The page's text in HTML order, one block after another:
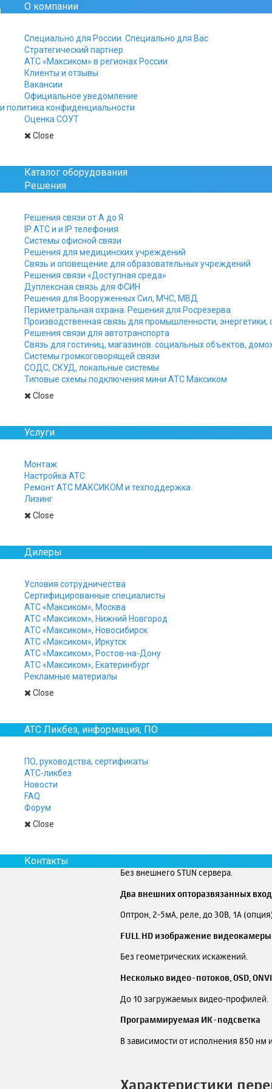
О компании
Специально для России. Специально для Вас
Стратегический партнер
АТС «Максиком» в регионах России
Клиенты и отзывы
Вакансии
Официальное уведомление
и политика конфиденциальности
Оценка СОУТ
Close
Каталог оборудования
Решения
Решения связи от А до Я
IP АТС и и IP телефония
Системы офисной связи
Решения для медицинских учреждений
Связь и оповещение для образовательных учреждений
Решения связи «Доступная среда»
Дуплексная связь для ФСИН
Решения для Вооруженных Сил, МЧС, МВД
Периметральная охрана. Решения для Росрезерва
Производственная связь для промышленности, энергетики,
Решения связи для автотранспорта
Связь для гостиниц, магазинов. социальных объектов,
Системы громкоговорящей связи
СОДС, СКУД, локальные системы
Типовые схемы подключения мини АТС Максиком
Close
Услуги
Монтаж
Настройка АТС
Ремонт АТС МАКСИКОМ и техподдержка
Лизинг
Close
Дилеры
Условия сотрудничества
Сертифицированные специалисты
АТС «Максиком», Москва
АТС «Максиком», Нижний Новгород
АТС «Максиком», Новосибирск
АТС «Максиком», Иркутск
АТС «Максиком», Ростов-на-Дону
АТС «Максиком», Екатеринбург
Рекламные материалы
Close
АТС Ликбез, информация, ПО
ПО, руководства, сертификаты
АТС-ликбез
Новости
FAQ
Форум
Close
Контакты
Официальный сайт
Главная Максифон МХF IP аudio
Для подключения внешней IP-
Нажатием одной кнопки.
Прием вызова от пульта управления
Автоматически или нажатием кнопки
Громкая двусторонняя связь
Мониторинг
Управляемый линейный выход
Без внешнего STUN сервера.
Два внешних опторазвязанных
Оптрон, 2-5мА, реле, до 30В, 1А
FULL HD изображение видеокамеры
Без геометрических искажений.
Несколько видео-потоков, OSD,
До 10 загружаемых видео-профилей.
Программируемая ИК-подсветка
В зависимости от исполнения 850 нм
Характеристики